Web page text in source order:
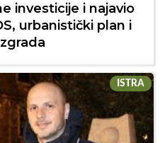
investicije i najavio
urbanistički plan i
ISTRA